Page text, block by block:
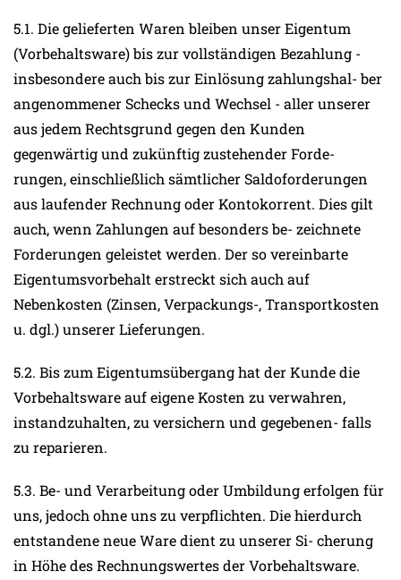
5.1. Die gelieferten Waren bleiben unser Eigentum
(Vorbehaltsware) bis zur vollständigen Bezahlung -
insbesondere auch bis zur Einlösung zahlungshal- ber
angenommener Schecks und Wechsel - aller unserer
aus jedem Rechtsgrund gegen den Kunden
gegenwärtig und zukünftig zustehender Forde-
rungen, einschließlich sämtlicher Saldoforderungen
aus laufender Rechnung oder Kontokorrent. Dies gilt
auch, wenn Zahlungen auf besonders be- zeichnete
Forderungen geleistet werden. Der so vereinbarte
Eigentumsvorbehalt erstreckt sich auch auf
Nebenkosten (Zinsen, Verpackungs-, Transportkosten
u. dgl.) unserer Lieferungen.
5.2. Bis zum Eigentumsübergang hat der Kunde die
Vorbehaltsware auf eigene Kosten zu verwahren,
instandzuhalten, zu versichern und gegebenen- falls
zu reparieren.
5.3. Be- und Verarbeitung oder Umbildung erfolgen für
uns, jedoch ohne uns zu verpflichten. Die hierdurch
entstandene neue Ware dient zu unserer Si- cherung
in Höhe des Rechnungswertes der Vorbehaltsware.